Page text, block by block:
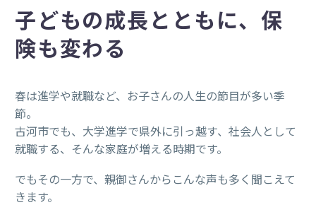
子どもの成長とともに、保
険も変わる
春は進学や就職など、お子さんの人生の節目が多い季
節。
古河市でも、大学進学で県外に引っ越す、社会人として
就職する、そんな家庭が増える時期です。
でもその一方で、親御さんからこんな声も多く聞こえて
きます。